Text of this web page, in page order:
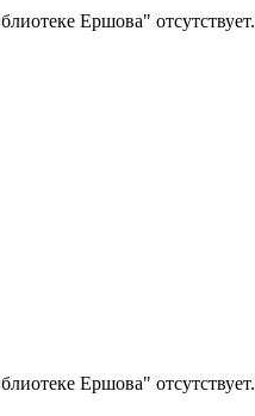
Ершова" отсутствует.
Ершова" отсутствует.